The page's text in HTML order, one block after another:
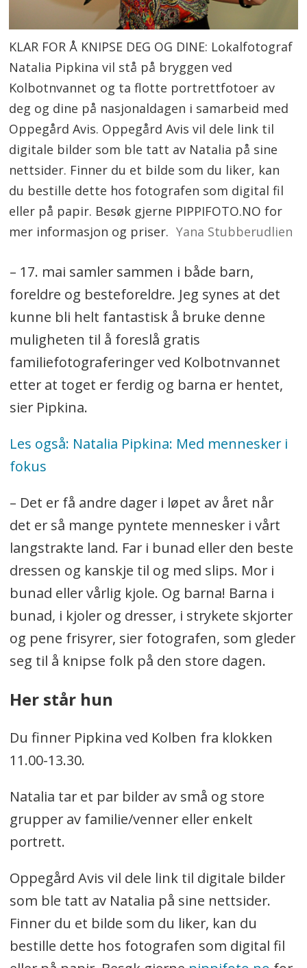
KLAR FOR Å KNIPSE DEG OG DINE: Lokalfotograf
Natalia Pipkina vil stå på bryggen ved
Kolbotnvannet og ta flotte portrettfotoer av
deg og dine på nasjonaldagen i samarbeid med
Oppegård Avis. Oppegård Avis vil dele link til
digitale bilder som ble tatt av Natalia på sine
nettsider. Finner du et bilde som du liker, kan
du bestille dette hos fotografen som digital fil
eller på papir. Besøk gjerne PIPPIFOTO.NO for
mer informasjon og priser. Yana Stubberudlien
– 17. mai samler sammen i både barn,
foreldre og besteforeldre. Jeg synes at det
kunne bli helt fantastisk å bruke denne
muligheten til å foreslå gratis
familiefotograferinger ved Kolbotnvannet
etter at toget er ferdig og barna er hentet,
sier Pipkina.
Les også: Natalia Pipkina: Med mennesker i
fokus
– Det er få andre dager i løpet av året når
det er så mange pyntete mennesker i vårt
langstrakte land. Far i bunad eller den beste
dressen og kanskje til og med slips. Mor i
bunad eller vårlig kjole. Og barna! Barna i
bunad, i kjoler og dresser, i strykete skjorter
og pene frisyrer, sier fotografen, som gleder
seg til å knipse folk på den store dagen.
Her står hun
Du finner Pipkina ved Kolben fra klokken
11.00-13.30.
Natalia tar et par bilder av små og store
grupper av familie/venner eller enkelt
portrett.
Oppegård Avis vil dele link til digitale bilder
som ble tatt av Natalia på sine nettsider.
Finner du et bilde som du liker, kan du
bestille dette hos fotografen som digital fil